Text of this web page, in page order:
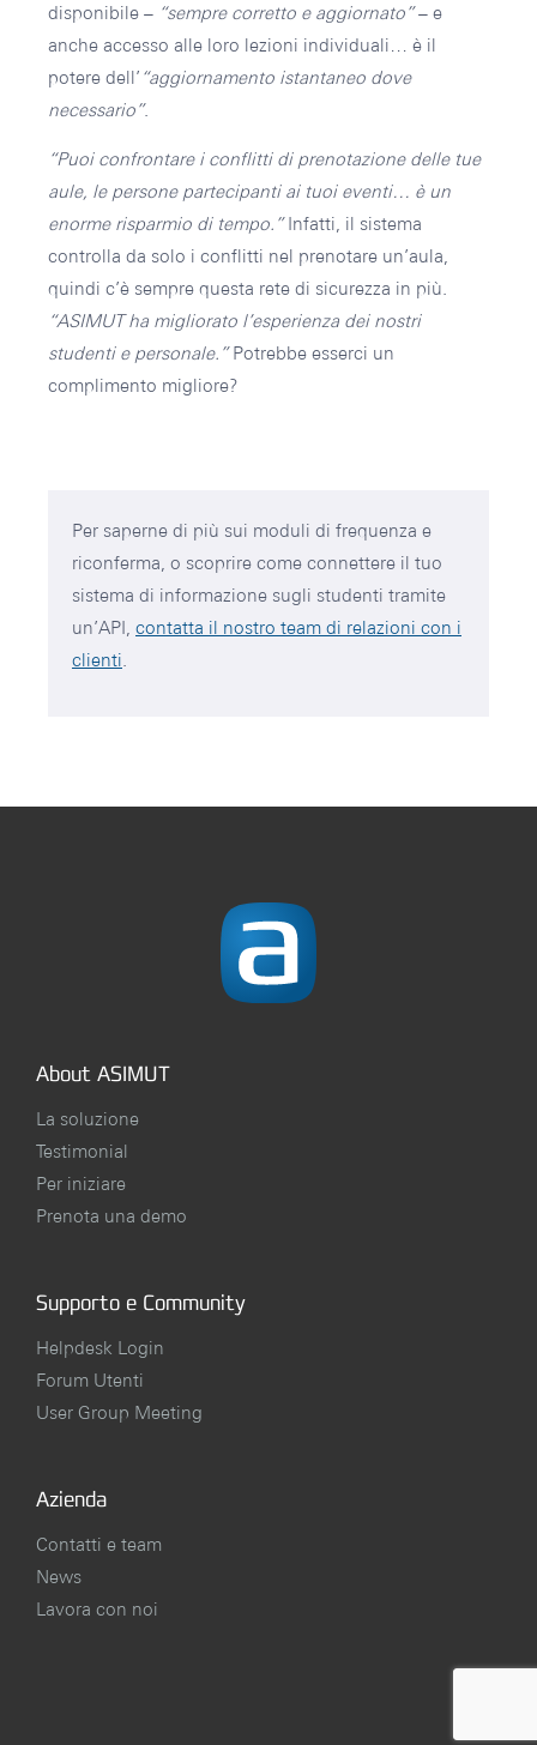
disponibile – “sempre corretto e aggiornato”– e
anche accesso alle loro lezioni individuali… è il
potere dell’ “aggiornamento istantaneo dove
necessario”.
“Puoi confrontare i conflitti di prenotazione delle tue
aule, le persone partecipanti ai tuoi eventi… è un
enorme risparmio di tempo.”Infatti, il sistema
controlla da solo i conflitti nel prenotare un’aula,
quindi c’è sempre questa rete di sicurezza in più.
“ASIMUT ha migliorato l’esperienza dei nostri
studenti e personale.”Potrebbe esserci un
complimento migliore?
Per saperne di più sui moduli di frequenza e
riconferma, o scoprire come connettere il tuo
sistema di informazione sugli studenti tramite
un’API, contatta il nostro team di relazioni con i
clienti
About ASIMUT
La soluzione
Testimonial
Per iniziare
Prenota una demo
Supporto e Community
Helpdesk Login
Forum Utenti
User Group Meeting
Azienda
Contatti e team
News
Lavora con noi